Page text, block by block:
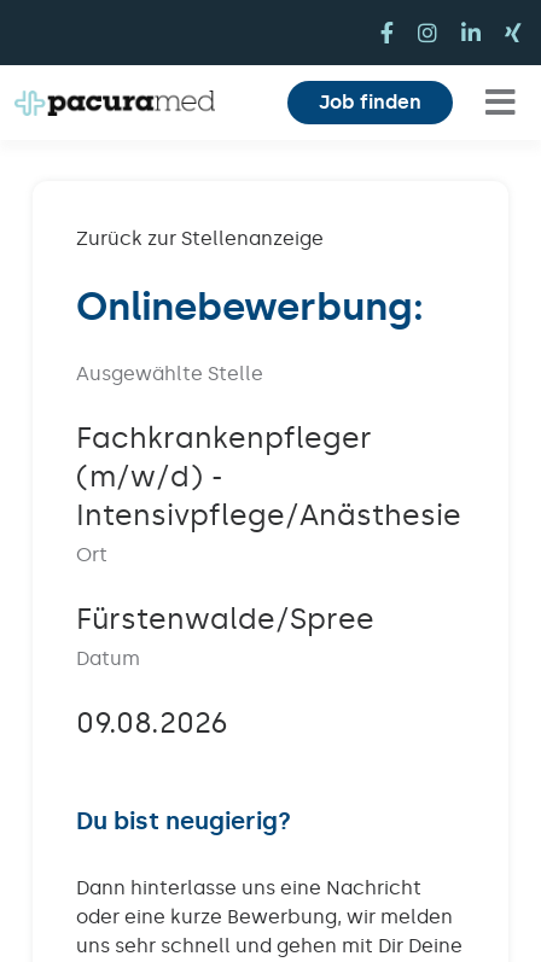
springen
Für Einrichtungen
Mitarbeiterbereich
Karriere
Über uns
Magazin
Kontakt
Job finden
Zurück zur Stellenanzeige
Onlinebewerbung:
Ausgewählte Stelle
Fachkrankenpfleger
(m/w/d) -
Intensivpflege/Anästhesie
Ort
Fürstenwalde/Spree
Datum
09.08.2026
Du bist neugierig?
Dann hinterlasse uns eine Nachricht
oder eine kurze Bewerbung, wir melden
uns sehr schnell und gehen mit Dir Deine